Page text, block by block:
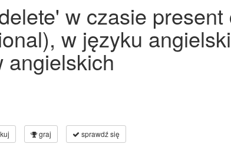
w czasie
w języku
angielskich
graj sprawdź się